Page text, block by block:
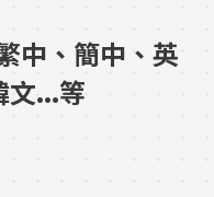
中、簡中、英
文...等